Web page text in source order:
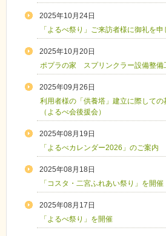
2025年10月24日
「よるべ祭り」ご来訪者様に御礼を申
2025年10月20日
ポプラの家 スプリンクラー設備整
2025年09月26日
利用者様の「供養塔」建立に際しての
（よるべ会後援会）
2025年08月19日
「よるべカレンダー2026」のご案内
2025年08月18日
「コスタ・二宮ふれあい祭り」を開催
2025年08月17日
「よるべ祭り」を開催